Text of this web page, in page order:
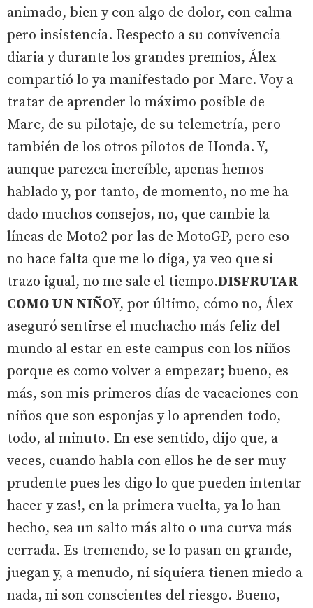
animado, bien y con algo de dolor, con calma
pero insistencia. Respecto a su convivencia
diaria y durante los grandes premios, Álex
compartió lo ya manifestado por Marc. Voy a
tratar de aprender lo máximo posible de
Marc, de su pilotaje, de su telemetría, pero
también de los otros pilotos de Honda. Y,
aunque parezca increíble, apenas hemos
hablado y, por tanto, de momento, no me ha
dado muchos consejos, no, que cambie la
líneas de Moto2 por las de MotoGP, pero eso
no hace falta que me lo diga, ya veo que si
trazo igual, no me sale el tiempo.DISFRUTAR
COMO UN NIÑOY, por último, cómo no, Álex
aseguró sentirse el muchacho más feliz del
mundo al estar en este campus con los niños
porque es como volver a empezar; bueno, es
más, son mis primeros días de vacaciones con
niños que son esponjas y lo aprenden todo,
todo, al minuto. En ese sentido, dijo que, a
veces, cuando habla con ellos he de ser muy
prudente pues les digo lo que pueden intentar
hacer y zas!, en la primera vuelta, ya lo han
hecho, sea un salto más alto o una curva más
cerrada. Es tremendo, se lo pasan en grande,
juegan y, a menudo, ni siquiera tienen miedo a
nada, ni son conscientes del riesgo. Bueno,